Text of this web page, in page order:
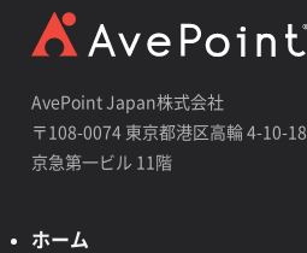
AvePoint Japan株式会社
〒108-0074 東京都港区高輪 4-10-18
京急第一ビル 11階
ホーム